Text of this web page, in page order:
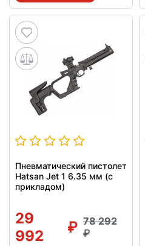
Пневматический пистолет
Hatsan Jet 1 6.35 мм (с
прикладом)
29
992
78 292